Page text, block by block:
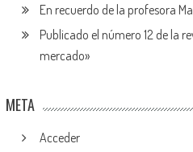
En recuerdo de la profesora
Publicado el número 12 de la
mercado»
META
Acceder